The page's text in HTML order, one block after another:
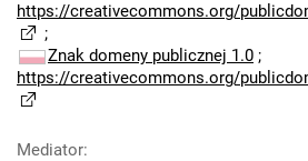
https://creativecommons.org/
;
Znak domeny publicznej 1.0 ;
https://creativecommons.org/
Mediator: